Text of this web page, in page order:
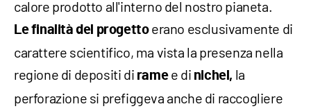
calore prodotto all'interno del nostro pianeta.
Le finalità del progettoerano esclusivamente di
carattere scientifico, ma vista la presenza nella
regione di depositi di ramee di nichel, la
perforazione si prefiggeva anche di raccogliere